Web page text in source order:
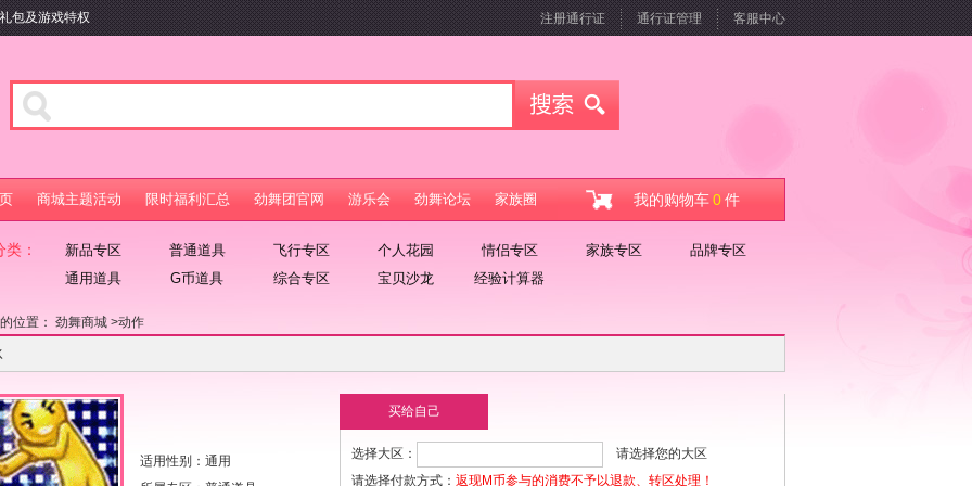
及游戏特权 注册通行证 通行证管理 客服中心
商城主题活动 限时福利汇总 劲舞团官网 游乐会 劲舞论坛 家族圈 我的购物车0件
： 新品专区 普通道具 飞行专区 个人花园 情侣专区 家族专区
品牌专区
通用道具
G币道具 综合专区 宝贝沙龙 经验计算器
位置： 劲舞商城 >动作
适用性别：通用
买给自己
选择大区：
请选择您的大区
请选择付款方式： 返现M币参与的消费不予以退款、转区处理！